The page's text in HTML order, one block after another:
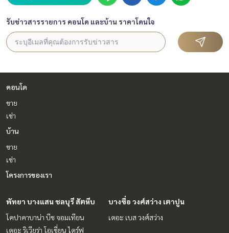
รับข่าวสารรายการ คอนโด และบ้าน ราคาโดนใจ
คอนโด
ขาย
เช่า
บ้าน
ขาย
เช่า
โครงการของเรา
พัทยา บางแสน ชลบุรี สัตหีบ
โคปาคาบาน่า บีช จอมเทียน
เดอะ ริเวียร่า โอเชี่ยน ไดร์ฟ
บางซื่อ วงศ์สว่าง เตาปูน
เดอะ เบส วงศ์สว่าง